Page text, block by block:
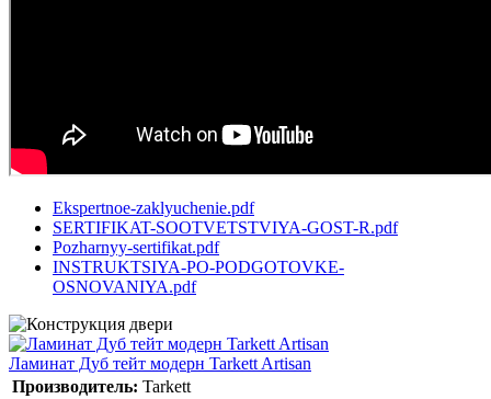
Ekspertnoe-zaklyuchenie.pdf
SERTIFIKAT-SOOTVETSTVIYA-GOST-R.pdf
Pozharnyy-sertifikat.pdf
INSTRUKTSIYA-PO-PODGOTOVKE-
OSNOVANIYA.pdf
Ламинат Дуб тейт модерн Tarkett Artisan
Производитель: Tarkett